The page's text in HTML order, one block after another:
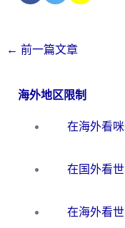
← 前一篇文章
海外地区限制